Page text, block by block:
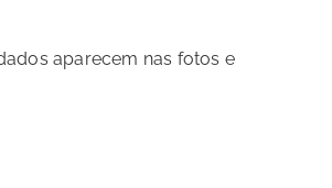
aparecem nas fotos e